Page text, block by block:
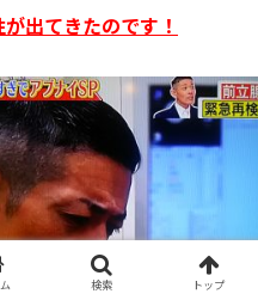
出てきたのです！
検索 トップ